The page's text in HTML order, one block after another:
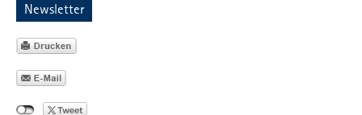
Newsletter